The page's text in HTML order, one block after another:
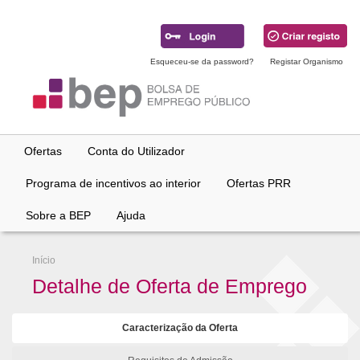
Esqueceu-se da password? Registar Organismo
Ofertas Conta do Utilizador
Programa de incentivos ao interior Ofertas PRR
Sobre a BEP Ajuda
Início
Detalhe de Oferta de Emprego
Caracterização da Oferta